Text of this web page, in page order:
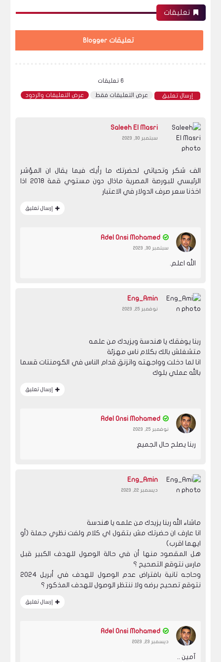
تعليقات
تعليقات Blogger
6 تعليقات
إرسال تعليق عرض التعليقات فقط عرض التعليقات والردود
Saleeh El Masri
سبتمبر 30, 2023
الف شكر وتحياتي لحضرتك ما رأيك فيما يقال ان المؤشر
الرئيسي للبورصة المصرية ماذال دون مستوي قمة 2018 اذا
اخذنا سعر صرف الدولار في الاعتبار
إرسال تعليق
Adel Onsi Mohamed
سبتمبر 30, 2023
الله اعلم.
Eng_Amin
نوفمبر 25, 2023
ربنا يوفقك يا هندسة ويزيدك من علمه
متشغلش بالك بكلام ناس مهزئة
انا لما دخلت وواجهته واتزنق قدام الناس في الكومنتات قسما
بالله عملي بلوك
إرسال تعليق
Adel Onsi Mohamed
نوفمبر 25, 2023
ربنا يصلح حال الجميع
Eng_Amin
ديسمبر 22, 2023
ماشاء الله ربنا يزيدك من علمه يا هندسة
انا عارف ان حضرتك مش بتقول اي كلام ولفت نظري جملة (أو
ايهما اقرب)
هل المقصود منها أن في حالة الوصول للهدف الكبير قبل
مارس نتوقع التصحيح ؟
وحاجه تانية بافتراض عدم الوصول للهدف في أبريل 2024
نتوقع تصحيح برضه ولا ننتظر الوصول للهدف المذكور ؟
إرسال تعليق
Adel Onsi Mohamed
ديسمبر 23, 2023
آمين ..